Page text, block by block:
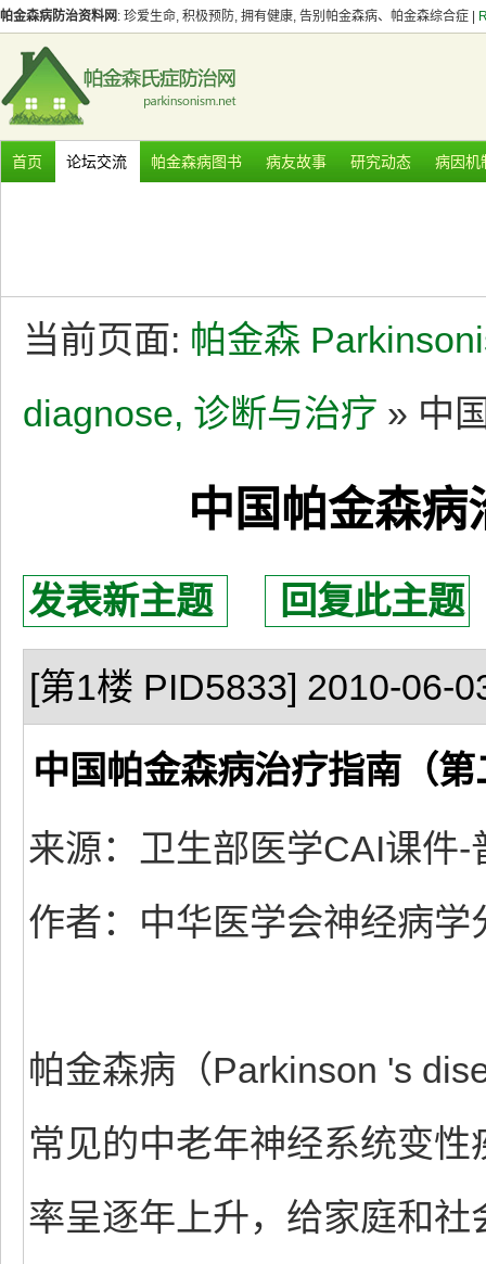
帕金森病防治资料网 : 珍爱生命, 积极预防, 拥有健康, 告别帕金森病、帕金森综合症 |
首页 论坛交流 帕金森病图书 病友故事 研究动态 病因机
当前页面: 帕金森
diagnose, 诊断与治疗 » 中
中国帕金森
发表新主题 回复此主题
[第1楼 PID5833] 2010-06-
中国帕金森病治疗指南（第
来源：卫生部医学CAI课件-
作者：中华医学会神经病
帕金森病（Parkinson 's
常见的中老年神经系统变
率呈逐年上升，给家庭和